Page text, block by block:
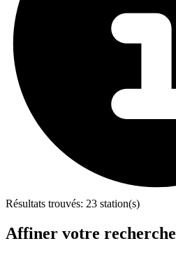
Résultats trouvés: 23 station(s)
Affiner votre recherche